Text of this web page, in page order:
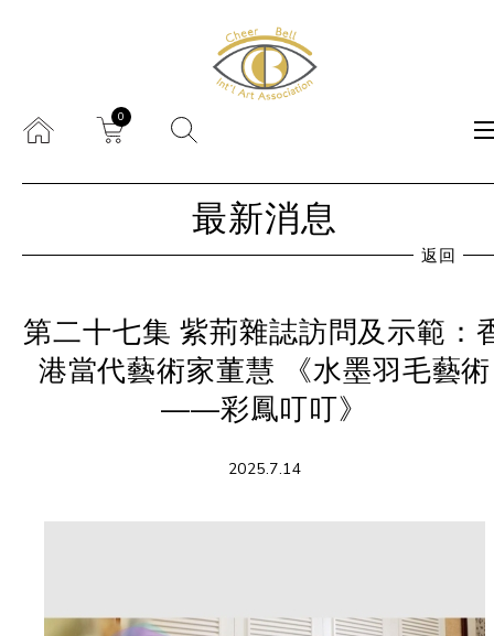
0
最新消息
返回
第二十七集 紫荊雜誌訪問及示範：
港當代藝術家董慧 《水墨羽毛藝術
——彩鳳叮叮》
2025.7.14